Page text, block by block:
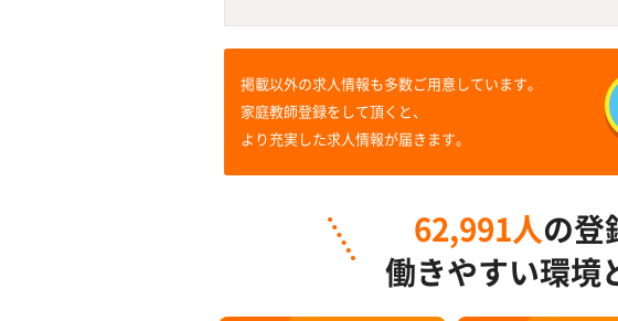
掲載以外の求人情報も多数ご用意しています。
家庭教師登録をして頂くと、
より充実した求人情報が届きます。
62,991人 の登
働きやすい環境